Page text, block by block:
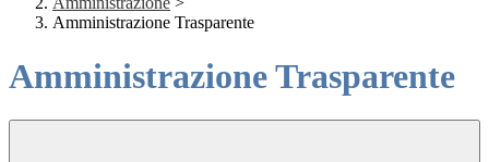
Amministrazione Trasparente
Amministrazione Trasparente